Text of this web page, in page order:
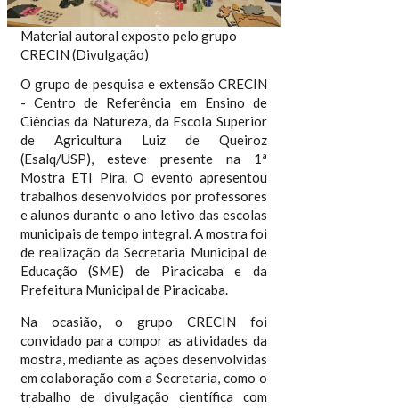
Material autoral exposto pelo grupo
CRECIN (Divulgação)
O grupo de pesquisa e extensão CRECIN
- Centro de Referência em Ensino de
Ciências da Natureza, da Escola Superior
de Agricultura Luiz de Queiroz
(Esalq/USP), esteve presente na 1ª
Mostra ETI Pira. O evento apresentou
trabalhos desenvolvidos por professores
e alunos durante o ano letivo das escolas
municipais de tempo integral. A mostra foi
de realização da Secretaria Municipal de
Educação (SME) de Piracicaba e da
Prefeitura Municipal de Piracicaba.
Na ocasião, o grupo CRECIN foi
convidado para compor as atividades da
mostra, mediante as ações desenvolvidas
em colaboração com a Secretaria, como o
trabalho de divulgação científica com